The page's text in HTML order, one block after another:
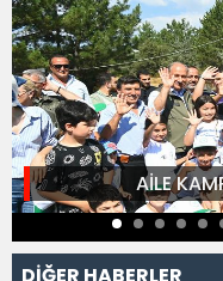
AİLE
DİĞER HABERLER